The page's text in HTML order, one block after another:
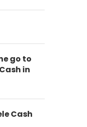
go to
in
Cash